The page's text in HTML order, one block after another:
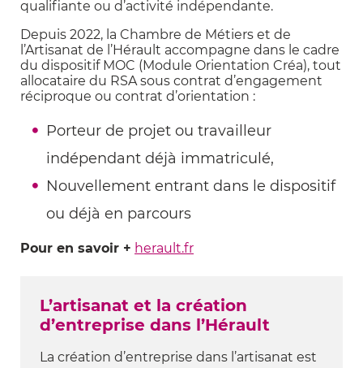
qualifiante ou d’activité indépendante.
Depuis 2022, la Chambre de Métiers et de
l’Artisanat de l’Hérault accompagne dans le cadre
du dispositif MOC (Module Orientation Créa), tout
allocataire du RSA sous contrat d’engagement
réciproque ou contrat d’orientation :
Porteur de projet ou travailleur
indépendant déjà immatriculé,
Nouvellement entrant dans le dispositif
ou déjà en parcours
Pour en savoir + herault.fr
L’artisanat et la création
d’entreprise dans l’Hérault
La création d’entreprise dans l’artisanat est